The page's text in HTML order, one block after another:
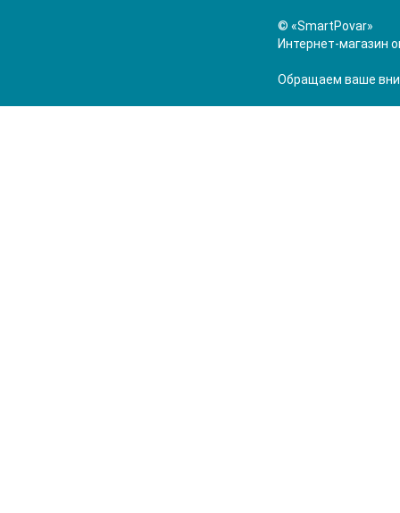
© «SmartPovar»
Интернет-магазин
Обращаем ваше